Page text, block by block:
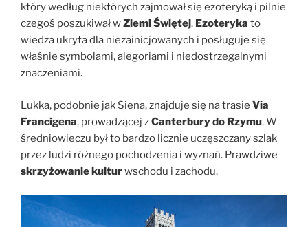
który według niektórych zajmował się ezoteryką i pilnie
czegoś poszukiwał wZiemi Świętej. Ezoteryka to
wiedza ukryta dla niezainicjowanych i posługuje się
właśnie symbolami, alegoriami i niedostrzegalnymi
znaczeniami.
Lukka, podobnie jak Siena, znajduje się na trasie Via
Francigena, prowadzącej zCanterbury do Rzymu. W
średniowieczu był to bardzo licznie uczęszczany szlak
przez ludzi różnego pochodzenia i wyznań. Prawdziwe
skrzyżowanie kulturwschodu i zachodu.